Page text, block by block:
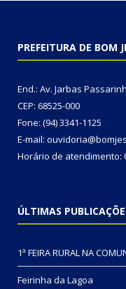
PREFEITURA DE BOM
End.: Av. Jarbas
CEP: 68525-000
Fone: (94) 3341-1125
E-mail:
Horário de atendimento:
ÚLTIMAS
1ª FEIRA RURAL NA
Feirinha da Lagoa